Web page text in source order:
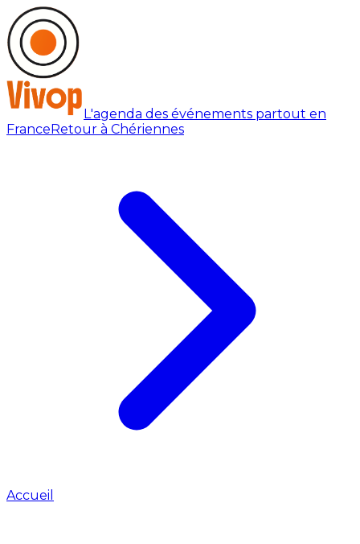
L'agenda des événements partout en
FranceRetour à Chériennes
Accueil